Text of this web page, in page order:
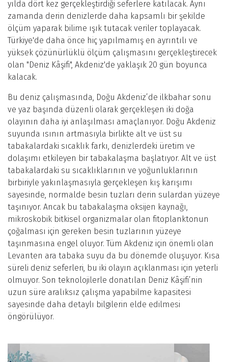
yılda dört kez gerçekleştirdiği seferlere katılacak. Aynı
zamanda derin denizlerde daha kapsamlı bir şekilde
ölçüm yaparak bilime ışık tutacak veriler toplayacak.
Türkiye'de daha önce hiç yapılmamış en ayrıntılı ve
yüksek çözünürlüklü ölçüm çalışmasını gerçekleştirecek
olan "Deniz Kâşifi", Akdeniz'de yaklaşık 20 gün boyunca
kalacak.
Bu deniz çalışmasında, Doğu Akdeniz’de ilkbahar sonu
ve yaz başında düzenli olarak gerçekleşen iki doğa
olayının daha iyi anlaşılması amaçlanıyor. Doğu Akdeniz
suyunda ısının artmasıyla birlikte alt ve üst su
tabakalardaki sıcaklık farkı, denizlerdeki üretim ve
dolaşımı etkileyen bir tabakalaşma başlatıyor. Alt ve üst
tabakalardaki su sıcaklıklarının ve yoğunluklarının
birbiriyle yakınlaşmasıyla gerçekleşen kış karışımı
sayesinde, normalde besin tuzları derin sulardan yüzeye
taşınıyor. Ancak bu tabakalaşma oksijen kaynağı,
mikroskobik bitkisel organizmalar olan fitoplanktonun
çoğalması için gereken besin tuzlarının yüzeye
taşınmasına engel oluyor. Tüm Akdeniz için önemli olan
Levanten ara tabaka suyu da bu dönemde oluşuyor. Kısa
süreli deniz seferleri, bu iki olayın açıklanması için yeterli
olmuyor. Son teknolojilerle donatılan Deniz Kâşifi’nin
uzun süre aralıksız çalışma yapabilme kapasitesi
sayesinde daha detaylı bilgilerin elde edilmesi
öngörülüyor.